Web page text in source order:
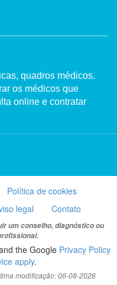
quadros médicos.
os médicos que
online e contratar
Política de cookies
legal Contato
um conselho, diagnóstico ou
the Google Privacy Policy
apply.
modificação: 06-08-2026